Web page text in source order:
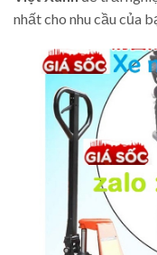
nhất cho nhu cầu của